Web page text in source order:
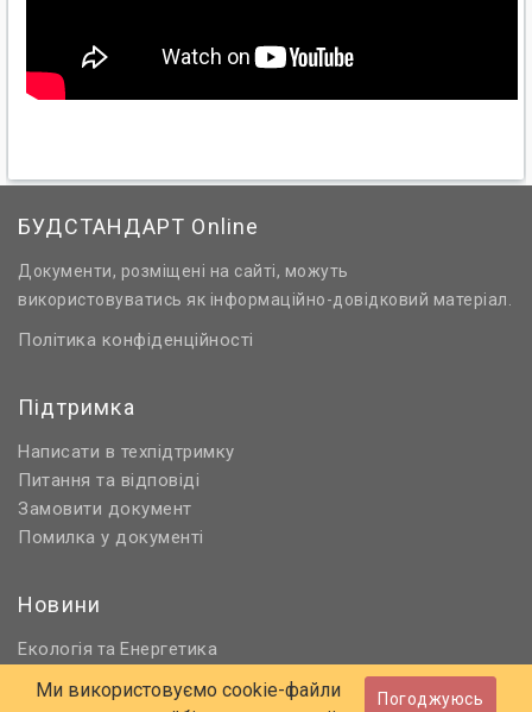
БУДСТАНДАРТ Online
Документи, розміщені на сайті, можуть
використовуватись як інформаційно-довідковий матеріал.
Політика конфіденційності
Підтримка
Написати в техпідтримку
Питання та відповіді
Замовити документ
Помилка у документі
Новини
Екологія та Енергетика
Нормативне регулювання
Будівництво та проєктування
Ми використовуємо cookie-файли
Погоджуюсь